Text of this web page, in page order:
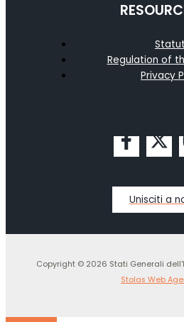
Regulation of
Privacy
Unisciti a
Copyright © 2026 Stati Generali
Stolas Web